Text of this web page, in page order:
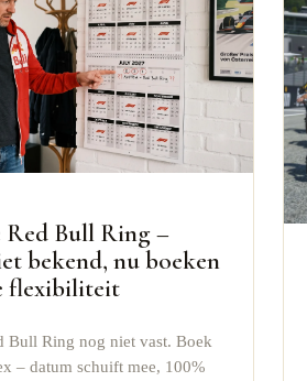
Red Bull Ring –
bekend, nu boeken
flexibiliteit
Bull Ring nog niet vast. Boek
– datum schuift mee, 100%